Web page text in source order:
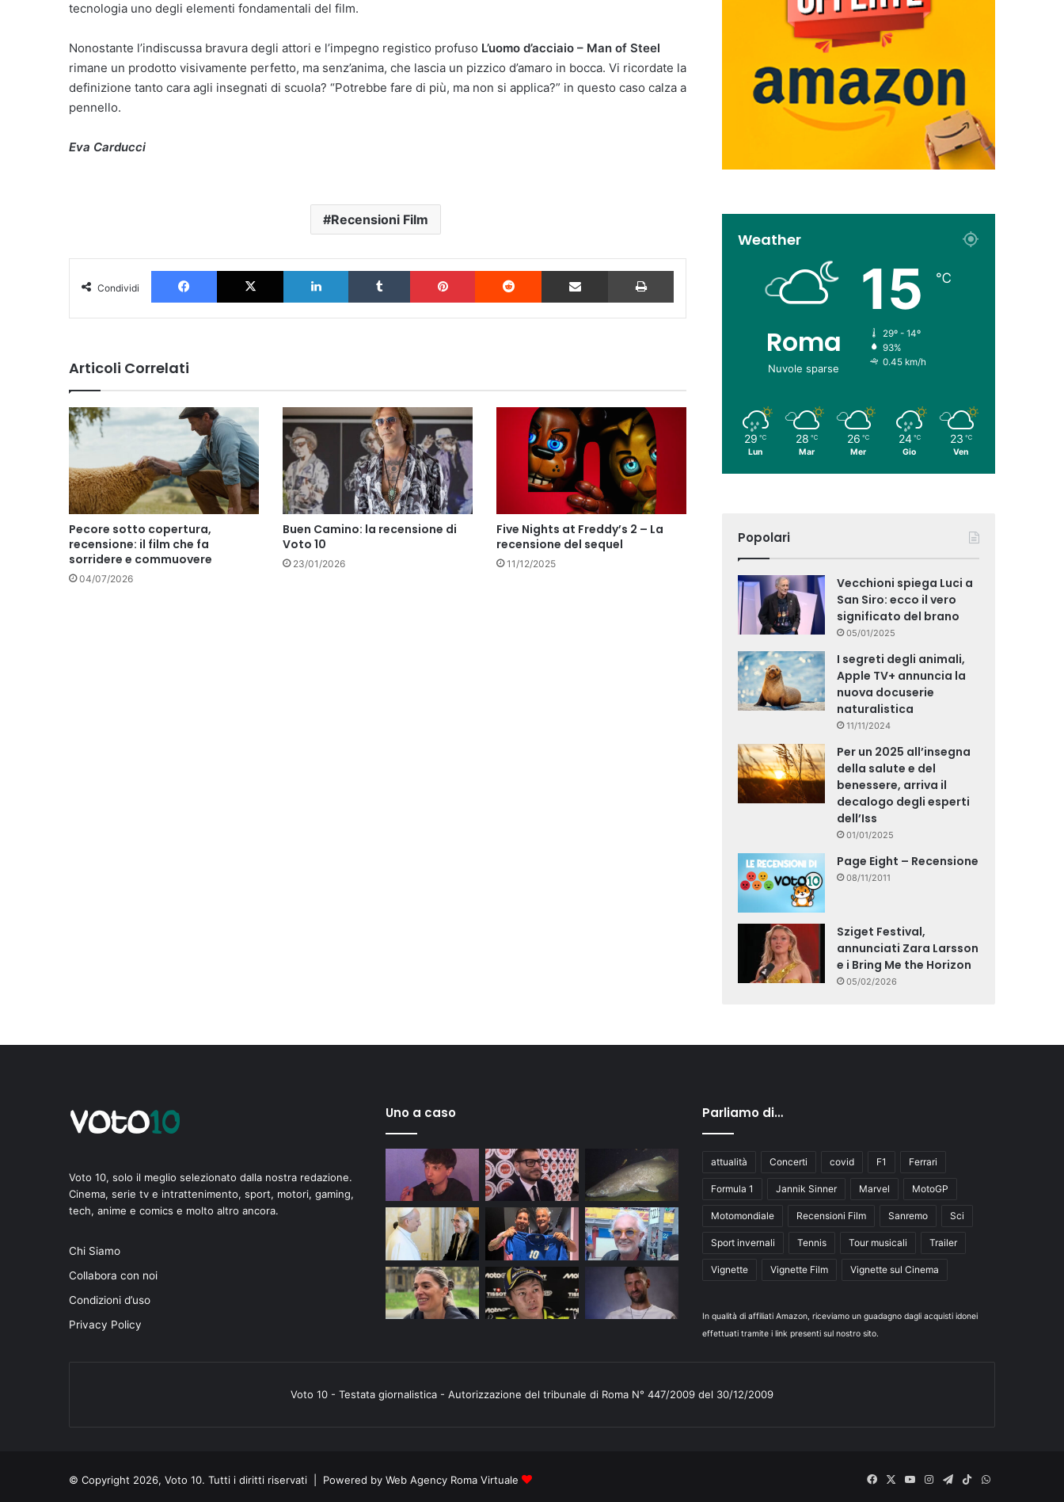
tecnologia uno degli elementi fondamentali del film.
Nonostante l’indiscussa bravura degli attori e l’impegno registico profuso L’uomo d’acciaio – Man of Steel
rimane un prodotto visivamente perfetto, ma senz’anima, che lascia un pizzico d’amaro in bocca. Vi ricordate la
definizione tanto cara agli insegnati di scuola? “Potrebbe fare di più, ma non si applica?” in questo caso calza a
pennello.
Eva Carducci
Recensioni Film
Condividi
Facebook X LinkedIn Tumblr Pinterest Reddit Condividi via Email Stampa
Articoli Correlati
Pecore sotto copertura,
recensione: il film che fa
sorridere e commuovere
04/07/2026
Buen Camino: la recensione di
Voto 10
23/01/2026
Five Nights at Freddy’s 2 – La
recensione del sequel
11/12/2025
Weather
Roma
Nuvole sparse
15 ℃
29º - 14º
93%
0.45 km/h
29 ℃
Lun
28 ℃
Mar
26 ℃
Mer
24 ℃
Gio
23 ℃
Ven
Popolari
Vecchioni spiega Luci a
San Siro: ecco il vero
significato del brano
05/01/2025
I segreti degli animali,
Apple TV+ annuncia la
nuova docuserie
naturalistica
11/11/2024
Per un 2025 all’insegna
della salute e del
benessere, arriva il
decalogo degli esperti
dell’Iss
01/01/2025
Page Eight – Recensione
08/11/2011
Sziget Festival,
annunciati Zara Larsson
e i Bring Me the Horizon
05/02/2026
Voto 10, solo il meglio selezionato dalla nostra redazione.
Cinema, serie tv e intrattenimento, sport, motori, gaming,
tech, anime e comics e molto altro ancora.
Chi Siamo
Collabora con noi
Condizioni d’uso
Privacy Policy
Uno a caso Parliamo di…
attualità Concerti covid F1 Ferrari
Formula 1 Jannik Sinner Marvel MotoGP
Motomondiale Recensioni Film Sanremo Sci
Sport invernali Tennis Tour musicali Trailer
Vignette Vignette Film Vignette sul Cinema
In qualità di affiliati Amazon, riceviamo un guadagno dagli acquisti idonei
effettuati tramite i link presenti sul nostro sito.
Voto 10 - Testata giornalistica - Autorizzazione del tribunale di Roma N° 447/2009 del 30/12/2009
© Copyright 2026, Voto 10. Tutti i diritti riservati | Powered by Web Agency Roma Virtuale Facebook
X
YouInstagram
Telegram
TikTokWhatsApp